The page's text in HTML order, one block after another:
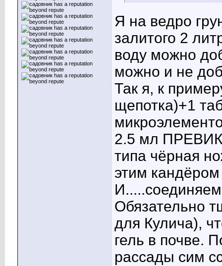
Я на ведро
залитого 2
воду можно
можно и не
Так я, к
щепотка)+1
2.5 мл
типа чёрная
этим
Обязательно
для Кулича),
гель в почве.
рассады сим